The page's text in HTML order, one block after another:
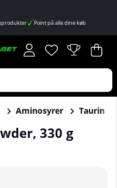
Point på alle dine køb
Ønskeliste
Antal på
. .
Aminosyrer Taurin
330 g
330 g